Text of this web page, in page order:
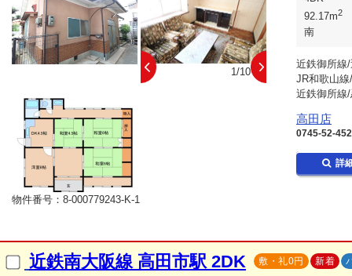
1/10
物件番号：8-000779243-K-1
92.17m2
南
近鉄御所線
JR和歌山
近鉄御所線
高田店
0745-52-
詳
近鉄南大阪線 高田市駅 2DK 敷・礼0円 新着